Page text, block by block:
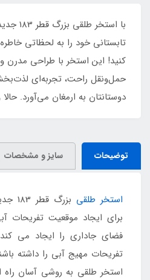
با
تابستانی خود را به لحظاتی
کنید! این استخر با طراحی مدرن
حمل‌ونقل راحت، تجربه‌ای
دوستانتان به ارمغان می‌آورد.
توضیحات سایز و مشخصات
استخر طلقی
برای ایجاد موقعیت تفریحات
فضای جاداری را ایجاد می
تفریحات مهیج آبی را داشته
استخر طلقی به روشی آسان